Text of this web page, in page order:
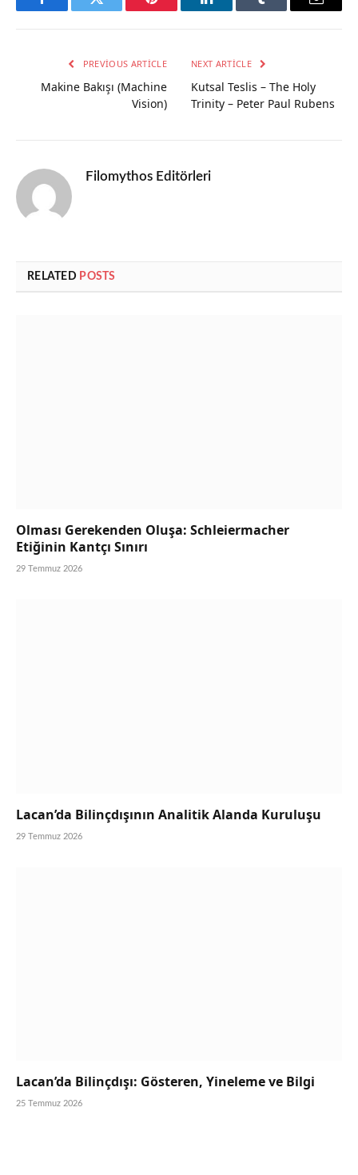
FacebookTwitter Pinterest LinkedInTumblr Email
PREVIOUS ARTICLE
Makine Bakışı (Machine
Vision)
NEXT ARTICLE
Kutsal Teslis – The Holy
Trinity – Peter Paul Rubens
Filomythos Editörleri
RELATED POSTS
Olması Gerekenden Oluşa: Schleiermacher
Etiğinin Kantçı Sınırı
29 Temmuz 2026
Lacan’da Bilinçdışının Analitik Alanda Kuruluşu
29 Temmuz 2026
Lacan’da Bilinçdışı: Gösteren, Yineleme ve Bilgi
25 Temmuz 2026